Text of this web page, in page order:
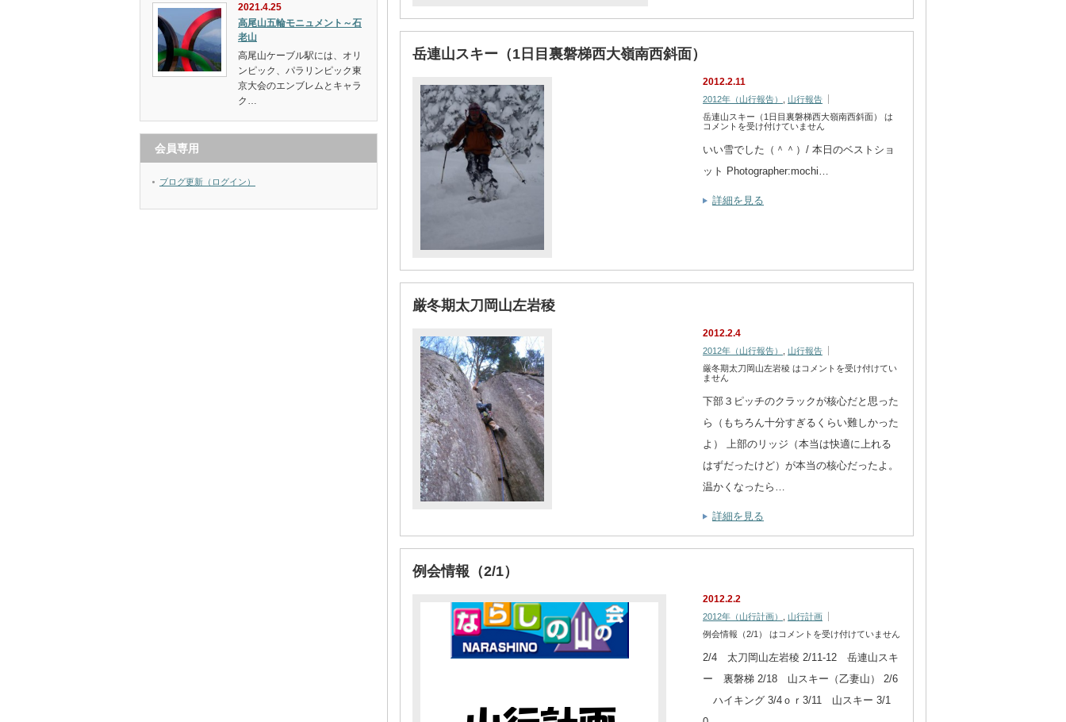
岳連山スキー（1日目裏磐梯西大嶺南西斜面）
2012.2.11
2012年（山行報告）
山行報告
岳連山スキー（1日目裏磐梯西大嶺南西斜面） は
コメントを受け付けていません
いい雪でした（＾＾）/ 本日のベストショ
ット Photographer:mochi…
詳細を見る
厳冬期太刀岡山左岩稜
2012.2.4
2012年（山行報告）
山行報告
厳冬期太刀岡山左岩稜 は コメントを受け付けてい
ません
下部３ピッチのクラックが核心だと思った
ら（もちろん十分すぎるくらい難しかった
よ） 上部のリッジ（本当は快適に上れる
はずだったけど）が本当の核心だったよ。
温かくなったら…
詳細を見る
例会情報（2/1）
2012.2.2
2012年（山行計画）
山行計画
例会情報（2/1） は コメントを受け付けていません
2/4 太刀岡山左岩稜 2/11-12 岳連山スキ
ー 裏磐梯 2/18 山スキー（乙妻山） 2/6
ハイキング 3/4ｏｒ3/11 山スキー 3/1
2021.4.25
高尾山五輪モニュメント～石
老山
高尾山ケーブル駅には、オリ
ンピック、パラリンピック東
京大会のエンブレムとキャラ
ク…
会員専用
ブログ更新（ログイン）